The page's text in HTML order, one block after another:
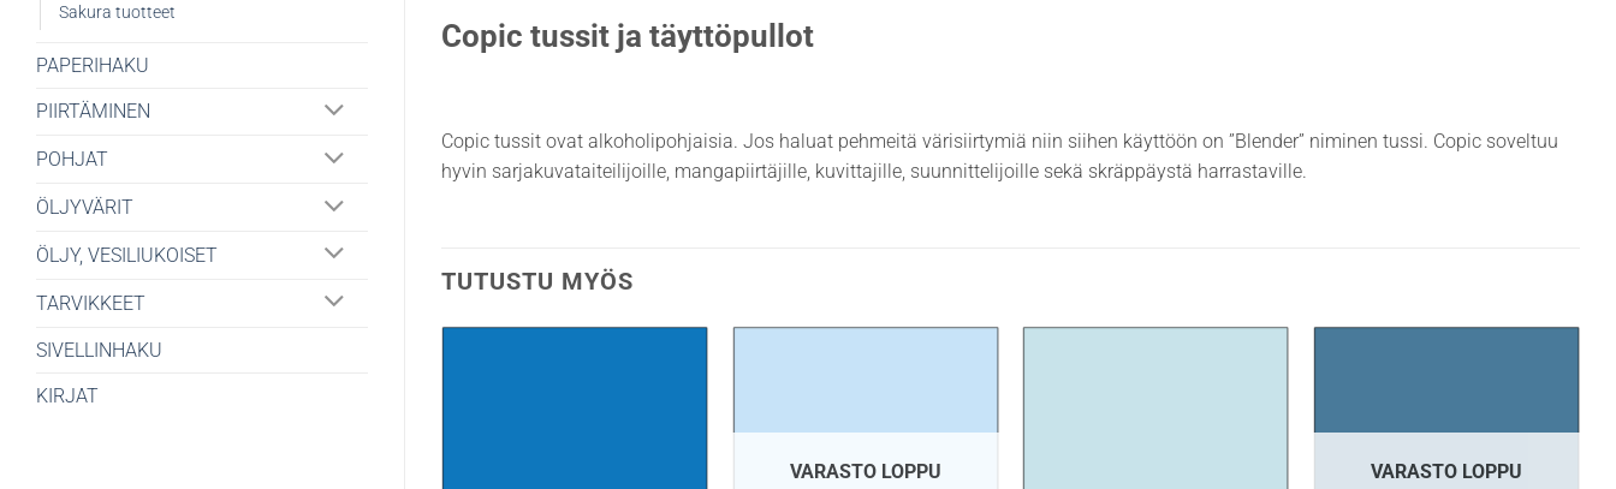
Sakura tuotteet
PAPERIHAKU
PIIRTÄMINEN
POHJAT
ÖLJYVÄRIT
ÖLJY, VESILIUKOISET
TARVIKKEET
SIVELLINHAKU
KIRJAT
Copic tussit ja täyttöpullot
Copic tussit ovat alkoholipohjaisia. Jos haluat pehmeitä värisiirtymiä niin siihen käyttöön on ”Blender” niminen tussi. Copic soveltuu
hyvin sarjakuvataiteilijoille, mangapiirtäjille, kuvittajille, suunnittelijoille sekä skräppäystä harrastaville.
TUTUSTU MYÖS
VARASTO LOPPU VARASTO LOPPU